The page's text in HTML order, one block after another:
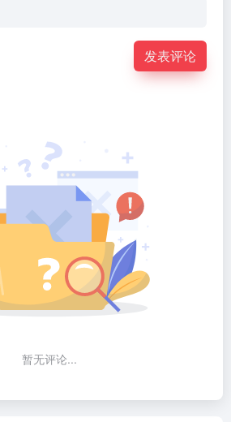
发表评论
暂无评论...